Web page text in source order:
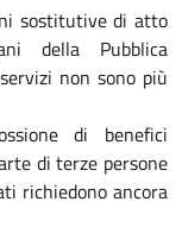
sostitutive di atto
della Pubblica
non sono più
di benefici
di terze persone
richiedono ancora